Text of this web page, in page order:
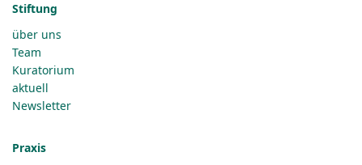
Stiftung
über uns
Team
Kuratorium
aktuell
Newsletter
Praxis